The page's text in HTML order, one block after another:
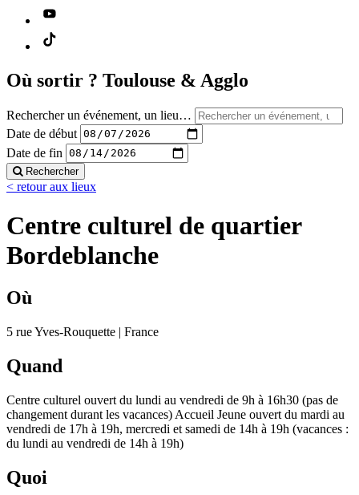
Où sortir ? Toulouse & Agglo
Rechercher un événement, un lieu…
Date de début
Date de fin
Rechercher
< retour aux lieux
Centre culturel de quartier
Bordeblanche
Où
5 rue Yves-Rouquette | France
Quand
Centre culturel ouvert du lundi au vendredi de 9h à 16h30 (pas de
changement durant les vacances) Accueil Jeune ouvert du mardi au
vendredi de 17h à 19h, mercredi et samedi de 14h à 19h (vacances :
du lundi au vendredi de 14h à 19h)
Quoi